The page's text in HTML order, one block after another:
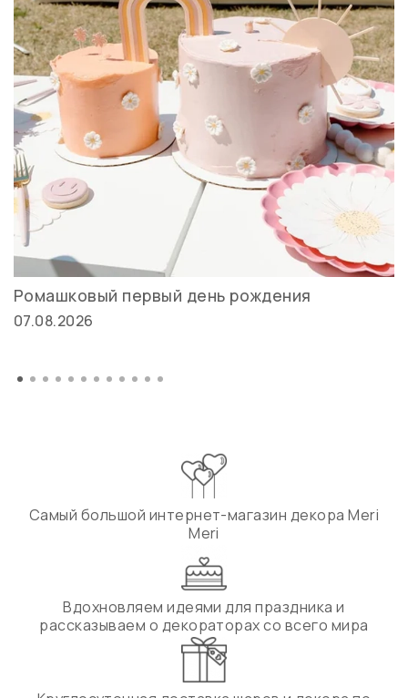
Ромашковый первый день рождения
07.08.2026
Самый большой интернет-магазин декора Meri
Meri
Вдохновляем идеями для праздника и
рассказываем о декораторах со всего мира